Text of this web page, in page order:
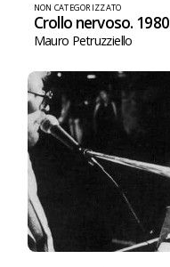
NON CATEGORIZZATO
Crollo nervoso. 1980
Mauro Petruzziello